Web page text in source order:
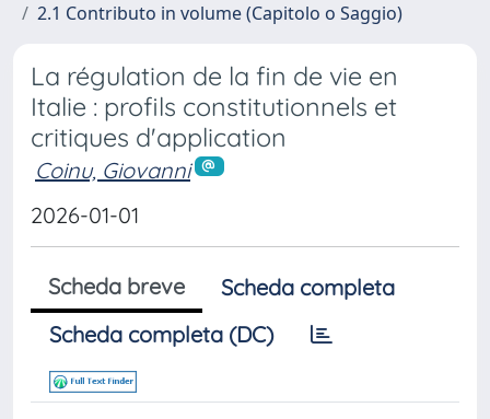
2.1 Contributo in volume (Capitolo o Saggio)
La régulation de la fin de vie en
Italie : profils constitutionnels et
critiques d'application
Coinu, Giovanni
2026-01-01
Scheda breve
Scheda completa
Scheda completa (DC)